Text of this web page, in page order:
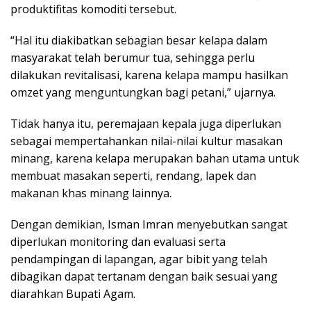
produktifitas komoditi tersebut.
“Hal itu diakibatkan sebagian besar kelapa dalam
masyarakat telah berumur tua, sehingga perlu
dilakukan revitalisasi, karena kelapa mampu hasilkan
omzet yang menguntungkan bagi petani,” ujarnya.
Tidak hanya itu, peremajaan kepala juga diperlukan
sebagai mempertahankan nilai-nilai kultur masakan
minang, karena kelapa merupakan bahan utama untuk
membuat masakan seperti, rendang, lapek dan
makanan khas minang lainnya.
Dengan demikian, Isman Imran menyebutkan sangat
diperlukan monitoring dan evaluasi serta
pendampingan di lapangan, agar bibit yang telah
dibagikan dapat tertanam dengan baik sesuai yang
diarahkan Bupati Agam.